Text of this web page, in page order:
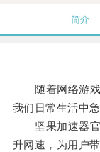
简介
随着网络游戏
我们日常生活中
坚果加速器官
升网速，为用户